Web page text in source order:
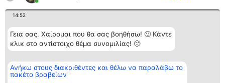
14:52
Γεια σας. Χαίρομαι που θα σας βοηθήσω! 🙂 Κάντε
κλικ στο αντίστοιχο θέμα συνομιλίας! 🙂
Ανήκω στους διακριθέντες και θέλω να παραλάβω το
πακέτο βραβείων
Διοργανωτής της
κατάταξης
BEAUTIFUL COMPANY
Κατάταξη
Διακριθέντες
Επικοινωνία
Επικοινωνία